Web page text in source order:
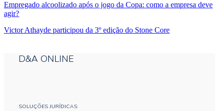
Empregado alcoolizado após o jogo da Copa: como a empresa deve
agir?
Victor Athayde participou da 3º edição do Stone Core
D&A ONLINE
SOLUÇÕES JURÍDICAS